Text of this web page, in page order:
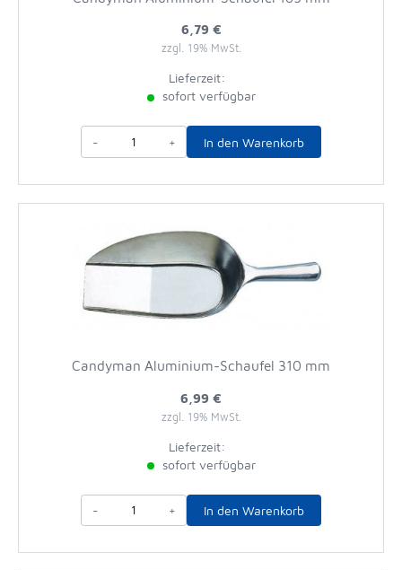
6,79 €
zzgl. 19% MwSt.
Lieferzeit:
sofort verfügbar
- + In den Warenkorb
Candyman Aluminium-Schaufel 310 mm
6,99 €
zzgl. 19% MwSt.
Lieferzeit:
sofort verfügbar
- + In den Warenkorb